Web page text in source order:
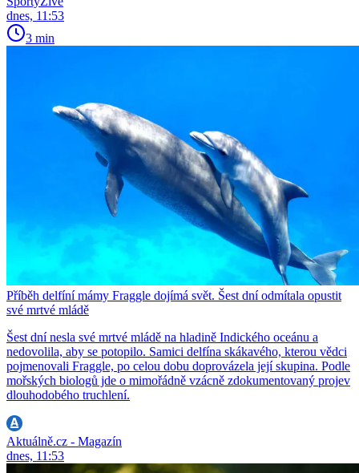
dnes, 11:53
3 min
Příběh delfíní mámy Fraggle dojímá svět. Šest dní odmítala opustit
své mrtvé mládě
Šest dní nesla své mrtvé mládě na hladině Indického oceánu a
nedovolila, aby se potopilo. Samici delfína skákavého, kterou vědci
pojmenovali Fraggle, po celou dobu doprovázela její skupina. Podle
mořských biologů jde o mimořádně vzácně zdokumentovaný projev
dlouhodobého truchlení.
Aktuálně.cz - Magazín
dnes, 11:53